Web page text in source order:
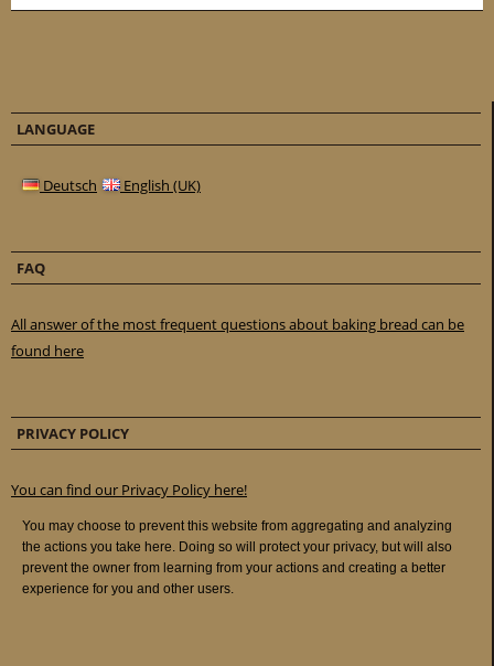
LANGUAGE
Deutsch English (UK)
FAQ
All answer of the most frequent questions about baking bread can be
found here
PRIVACY POLICY
You can find our Privacy Policy here!